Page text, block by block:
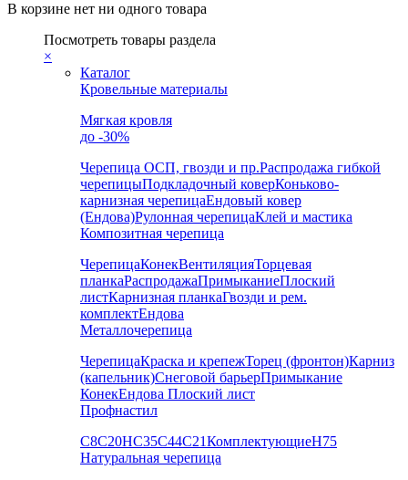
В корзине нет ни одного товара
Посмотреть товары раздела
×
Каталог
Кровельные материалы
Мягкая кровля
до -30%
Черепица ОСП, гвозди и пр.Распродажа гибкой
черепицыПодкладочный коверКоньково-
карнизная черепицаЕндовый ковер
(Ендова)Рулонная черепицаКлей и мастика
Композитная черепица
ЧерепицаКонекВентиляцияТорцевая
планкаРаспродажаПримыканиеПлоский
листКарнизная планкаГвозди и рем.
комплектЕндова
Металлочерепица
ЧерепицаКраска и крепежТорец (фронтон)Карниз
(капельник)Снеговой барьерПримыкание
КонекЕндова Плоский лист
Профнастил
С8С20НС35С44С21КомплектующиеН75
Натуральная черепица